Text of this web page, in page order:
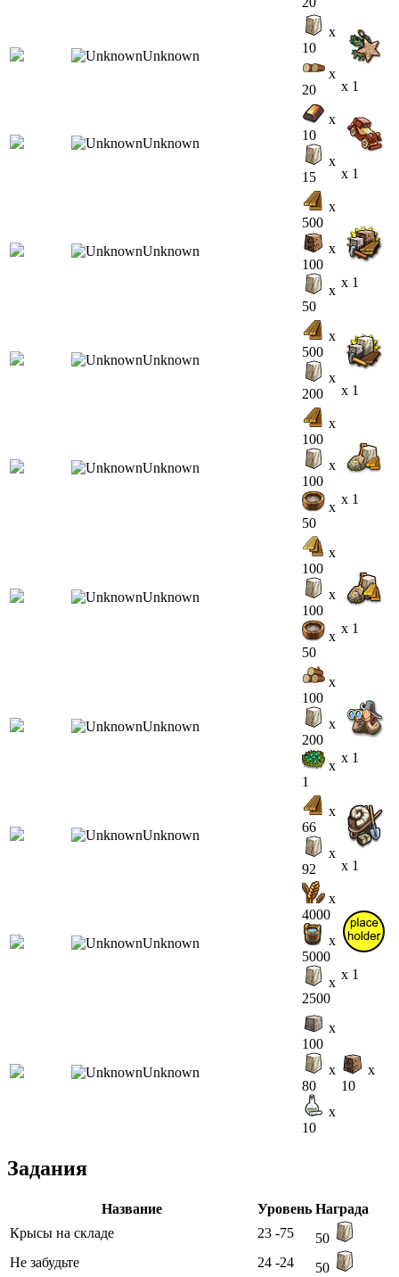
x
10
x
20
x 1
x
10
x
15
x 1
x
500
x
100
x
50
x 1
x
500
x
200
x 1
x
100
x
100
x
50
x 1
x
100
x
100
x
50
x 1
x
100
x
200
x
1
x 1
x
66
x
92
x 1
x
4000
x
5000
x
2500
x 1
x
100
x
80
x
10
x
10
Задания
Название Уровень Награда
Крысы на складе
23 -75
50
Не забудьте
24 -24 50